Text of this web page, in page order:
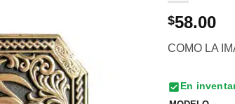
$58.00
COMO LA
En